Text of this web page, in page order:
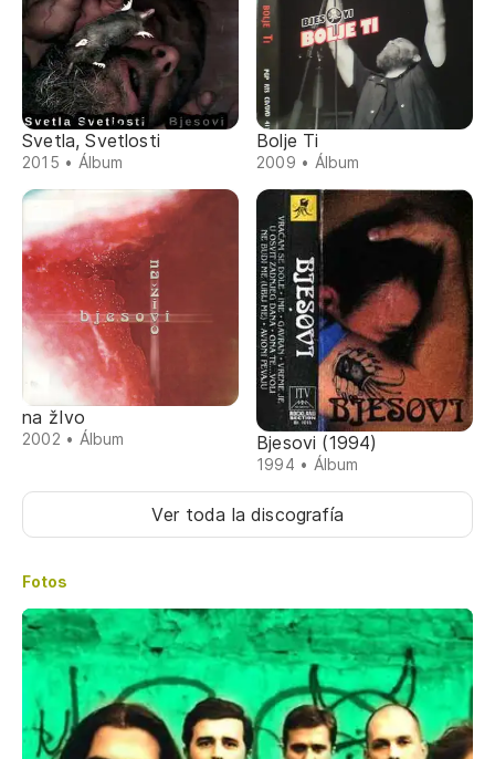
Svetla, Svetlosti
2015 • Álbum
Bolje Ti
2009 • Álbum
na žIvo
2002 • Álbum Bjesovi (1994)
1994 • Álbum
Ver toda la discografía
Fotos